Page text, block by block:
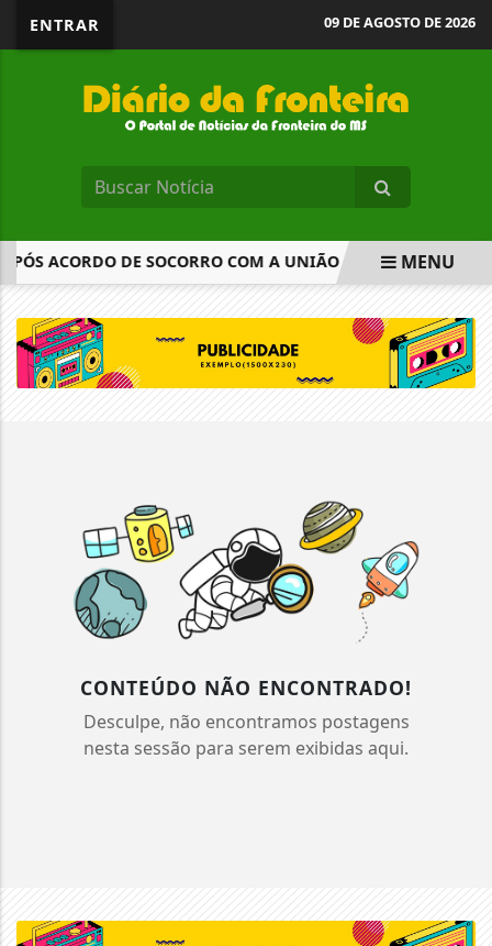
ENTRAR 09 DE AGOSTO DE 2026
ACORDO DE SOCORRO COM A UNIÃO COMISSÃO
MENU
CONTEÚDO NÃO ENCONTRADO!
Desculpe, não encontramos postagens
nesta sessão para serem exibidas aqui.